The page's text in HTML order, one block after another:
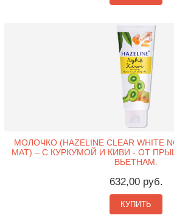
МОЛОЧКО (HAZELINE CLEAR WHITE
MAT) – С КУРКУМОЙ И КИВИ - ОТ
ВЬЕТНАМ.
632,00 руб.
КУПИТЬ